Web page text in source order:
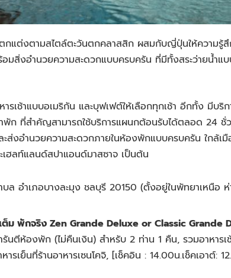
กแต่งตามสไตล์ตะวันตกคลาสสิก ผสมกับญี่ปุ่นให้ความรู้สึ
อมสิ่งอำนวยความสะดวกแบบครบครัน ที่มีทั้งสระว่ายน้ำ
ารเช้าแบบอเมริกัน และบุฟเฟต์ให้เลือกทุกเช้า อีกทั้ง มีบริ
พัก ที่สำคัญสามารถใช้บริการแผนกต้อนรับได้ตลอด 24 ชั่
ส่งอำนวยความสะดวกภายในห้องพักแบบครบครัน ใกล้เ
ฮลท์แลนด์สปาแอนด์มาสซาจ เป็นต้น
อำเภอบางละมุง ชลบุรี 20150 (ตั้งอยู่ในพัทยาเหนือ
ต็ม พักจริง Zen Grande Deluxe or Classic Grande
รันตีห้องพัก (ไม่คืนเงิน) สำหรับ 2 ท่าน 1 คืน, รวมอาหารเ
ารเย็นที่ร้านอาหารเซนโคจิ, [เช็คอิน : 14.00น.เช็คเอาต์: